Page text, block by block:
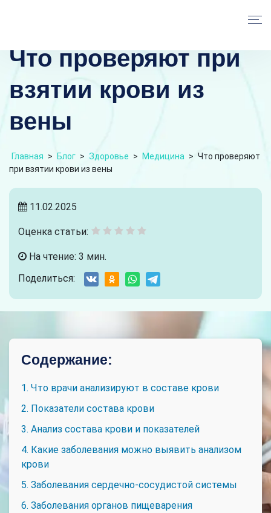
Что проверяют при
взятии крови из
вены
Главная > Блог > Здоровье > Медицина > Что проверяют
при взятии крови из вены
11.02.2025
Оценка статьи:
На чтение: 3 мин.
Поделиться:
Содержание:
1. Что врачи анализируют в составе крови
2. Показатели состава крови
3. Анализ состава крови и показателей
4. Какие заболевания можно выявить анализом
крови
5. Заболевания сердечно-сосудистой системы
6. Заболевания органов пищеварения